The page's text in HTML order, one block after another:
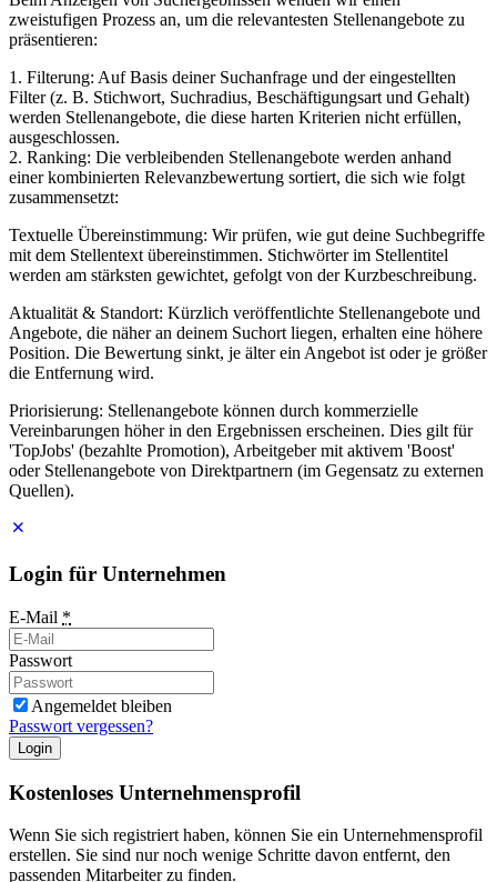
zweistufigen Prozess an, um die relevantesten Stellenangebote zu
präsentieren:
1. Filterung: Auf Basis deiner Suchanfrage und der eingestellten
Filter (z. B. Stichwort, Suchradius, Beschäftigungsart und Gehalt)
werden Stellenangebote, die diese harten Kriterien nicht erfüllen,
ausgeschlossen.
2. Ranking: Die verbleibenden Stellenangebote werden anhand
einer kombinierten Relevanzbewertung sortiert, die sich wie folgt
zusammensetzt:
Textuelle Übereinstimmung: Wir prüfen, wie gut deine Suchbegriffe
mit dem Stellentext übereinstimmen. Stichwörter im Stellentitel
werden am stärksten gewichtet, gefolgt von der Kurzbeschreibung.
Aktualität & Standort: Kürzlich veröffentlichte Stellenangebote und
Angebote, die näher an deinem Suchort liegen, erhalten eine höhere
Position. Die Bewertung sinkt, je älter ein Angebot ist oder je größer
die Entfernung wird.
Priorisierung: Stellenangebote können durch kommerzielle
Vereinbarungen höher in den Ergebnissen erscheinen. Dies gilt für
'TopJobs' (bezahlte Promotion), Arbeitgeber mit aktivem 'Boost'
oder Stellenangebote von Direktpartnern (im Gegensatz zu externen
Quellen).
Login für Unternehmen
E-Mail *
Passwort
Angemeldet bleiben
Passwort vergessen?
Login
Kostenloses Unternehmensprofil
Wenn Sie sich registriert haben, können Sie ein Unternehmensprofil
erstellen. Sie sind nur noch wenige Schritte davon entfernt, den
passenden Mitarbeiter zu finden.